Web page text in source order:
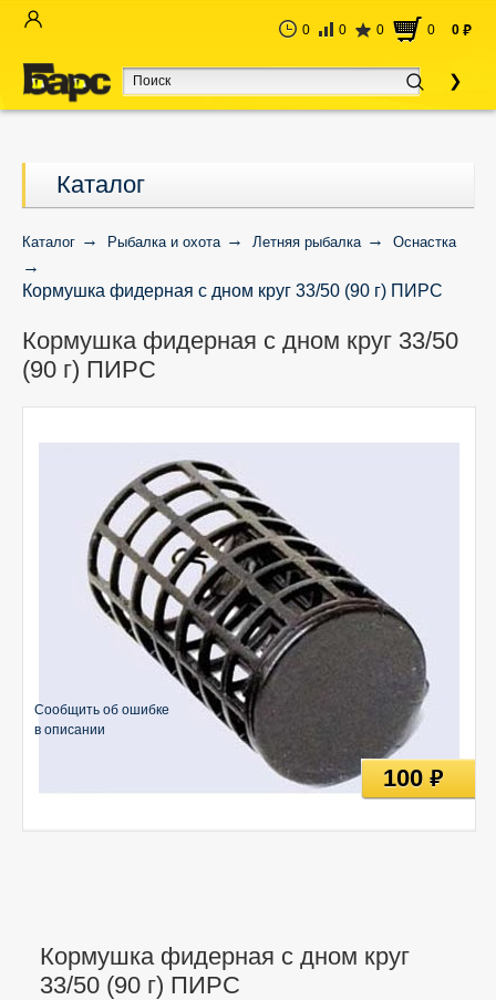
0 0 0 0 0 руб
Каталог
Каталог Рыбалка и охота Летняя рыбалка Оснастка
Кормушка фидерная с дном круг 33/50 (90 г) ПИРС
Кормушка фидерная с дном круг 33/50
(90 г) ПИРС
Кормушка фидерная с дном круг
33/50 (90 г) ПИРС
Сообщить об ошибке
в описании
100руб